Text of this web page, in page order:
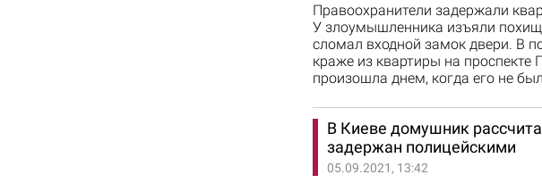
Правоохранители задержали
У злоумышленника изъяли
сломал входной замок двери. В
краже из квартиры на проспекте
произошла днем, когда его не
В Киеве домушник
задержан полицейскими
05.09.2021, 13:42